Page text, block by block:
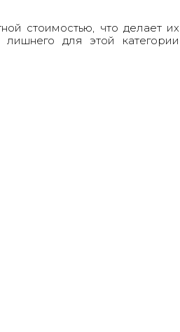
стоимостью, что делает их
для этой категории